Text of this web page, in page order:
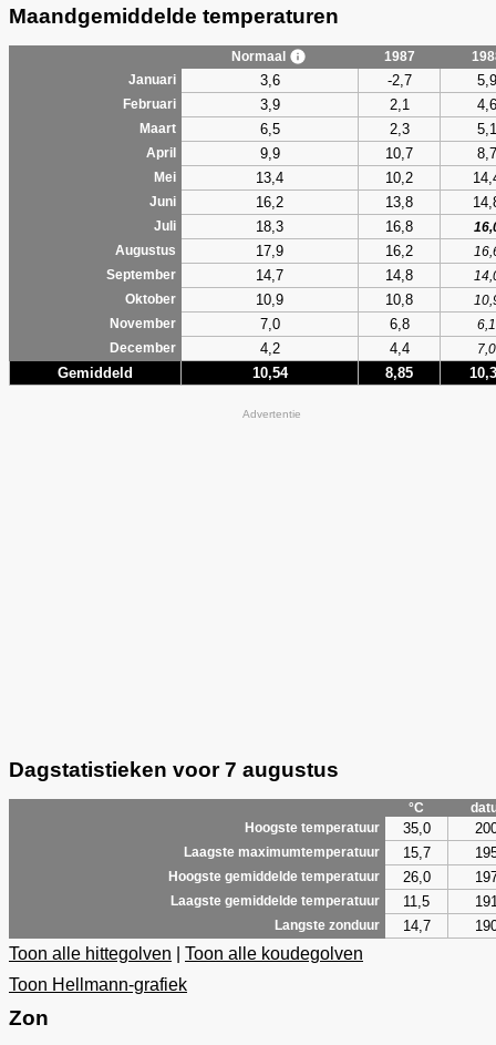
Maandgemiddelde temperaturen
Normaal 1987
Januari
3,6 -2,7 5,9
Februari 3,9 2,1 4,6
Maart 6,5 2,3 5,1
April 9,9 10,7 8,7
Mei 13,4 10,2
Juni 16,2 13,8
Juli 18,3 16,8
Augustus
17,9 16,2
September
14,7 14,8
Oktober
10,9 10,8
November
7,0 6,8
6,1
December
4,2 4,4 7,0
Gemiddeld 10,54 8,85
Advertentie
Dagstatistieken voor 7 augustus
°C
Hoogste temperatuur
35,0
Laagste maximumtemperatuur 15,7
Hoogste gemiddelde temperatuur 26,0
Laagste gemiddelde temperatuur 11,5
Langste zonduur 14,7
Toon alle hittegolven
Toon alle koudegolven
Toon Hellmann-grafiek
Zon